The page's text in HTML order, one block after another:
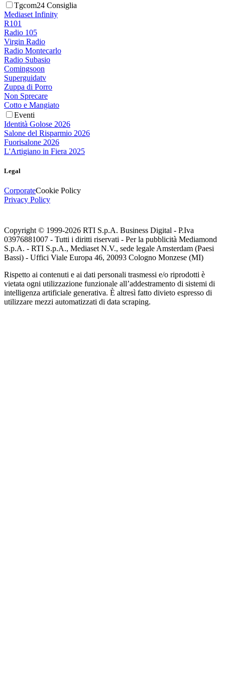
Tgcom24 Consiglia
Mediaset Infinity
R101
Radio 105
Virgin Radio
Radio Montecarlo
Radio Subasio
Comingsoon
Superguidatv
Zuppa di Porro
Non Sprecare
Cotto e Mangiato
Eventi
Identità Golose 2026
Salone del Risparmio 2026
Fuorisalone 2026
L'Artigiano in Fiera 2025
Legal
CorporateCookie Policy
Privacy Policy
Copyright © 1999-2026 RTI S.p.A. Business Digital - P.Iva
03976881007 - Tutti i diritti riservati - Per la pubblicità Mediamond
S.p.A. - RTI S.p.A., Mediaset N.V., sede legale Amsterdam (Paesi
Bassi) - Uffici Viale Europa 46, 20093 Cologno Monzese (MI)
Rispetto ai contenuti e ai dati personali trasmessi e/o riprodotti è
vietata ogni utilizzazione funzionale all’addestramento di sistemi di
intelligenza artificiale generativa. È altresì fatto divieto espresso di
utilizzare mezzi automatizzati di data scraping.